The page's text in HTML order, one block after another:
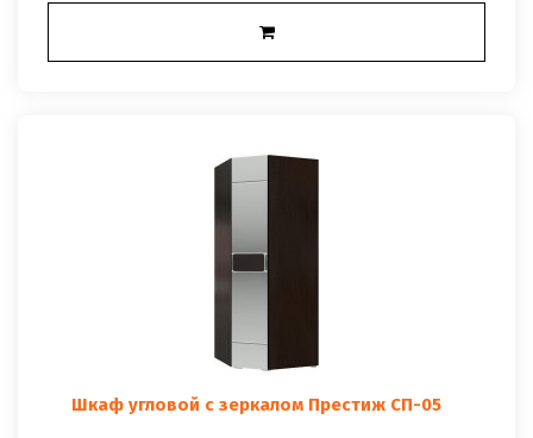
Шкаф угловой с зеркалом Престиж СП-05